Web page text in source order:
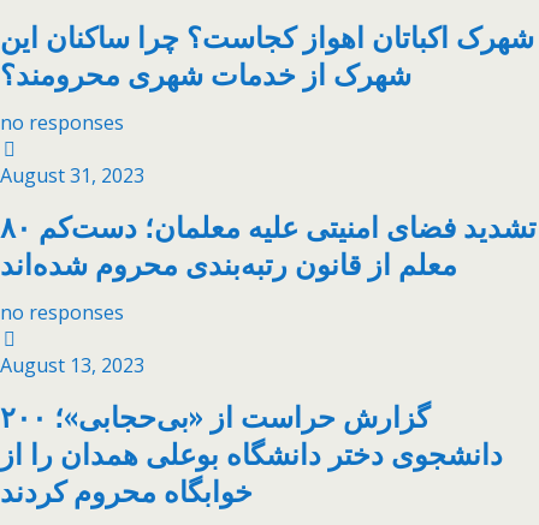
شهرک اکباتان اهواز کجاست؟ چرا ساکنان این
شهرک از خدمات شهری محرومند؟
no responses
August 31, 2023
تشدید فضای امنیتی علیه معلمان؛ دست‌کم ۸۰
معلم از قانون رتبه‌بندی محروم شده‌اند
no responses
August 13, 2023
گزارش حراست از «بی‌حجابی»؛ ۲۰۰
دانشجوی دختر دانشگاه بوعلی همدان را از
خوابگاه محروم کردند